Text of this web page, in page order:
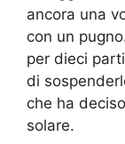
ancora una
con un
per dieci
di
che ha
solare.